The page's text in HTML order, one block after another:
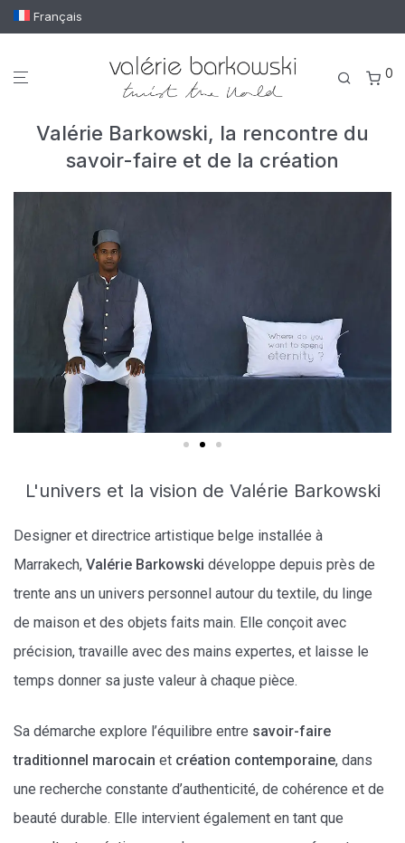
Français
0
Valérie Barkowski, la rencontre du
savoir-faire et de la création
L'univers et la vision de Valérie Barkowski
Designer et directrice artistique belge installée à
Marrakech, Valérie Barkowski développe depuis près de
trente ans un univers personnel autour du textile, du linge
de maison et des objets faits main. Elle conçoit avec
précision, travaille avec des mains expertes, et laisse le
temps donner sa juste valeur à chaque pièce.
Sa démarche explore l’équilibre entre savoir-faire
traditionnel marocain et création contemporaine, dans
une recherche constante d’authenticité, de cohérence et de
beauté durable. Elle intervient également en tant que